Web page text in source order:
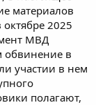
материалов
2025
МВД
обвинение в
участии в нем
полагают,